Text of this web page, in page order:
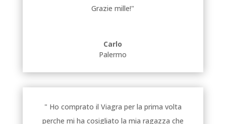
Grazie mille!"
Carlo
Palermo
" Ho comprato il Viagra per la prima volta
perche mi ha cosigliato la mia ragazza che